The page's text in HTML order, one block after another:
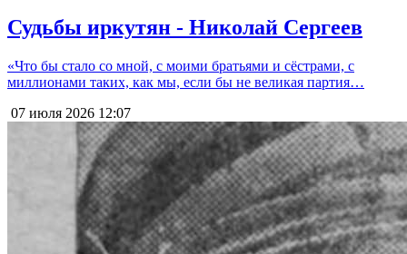
Судьбы иркутян - Николай Сергеев
«Что бы стало со мной, с моими братьями и сёстрами, с
миллионами таких, как мы, если бы не великая партия…
07 июля 2026 12:07